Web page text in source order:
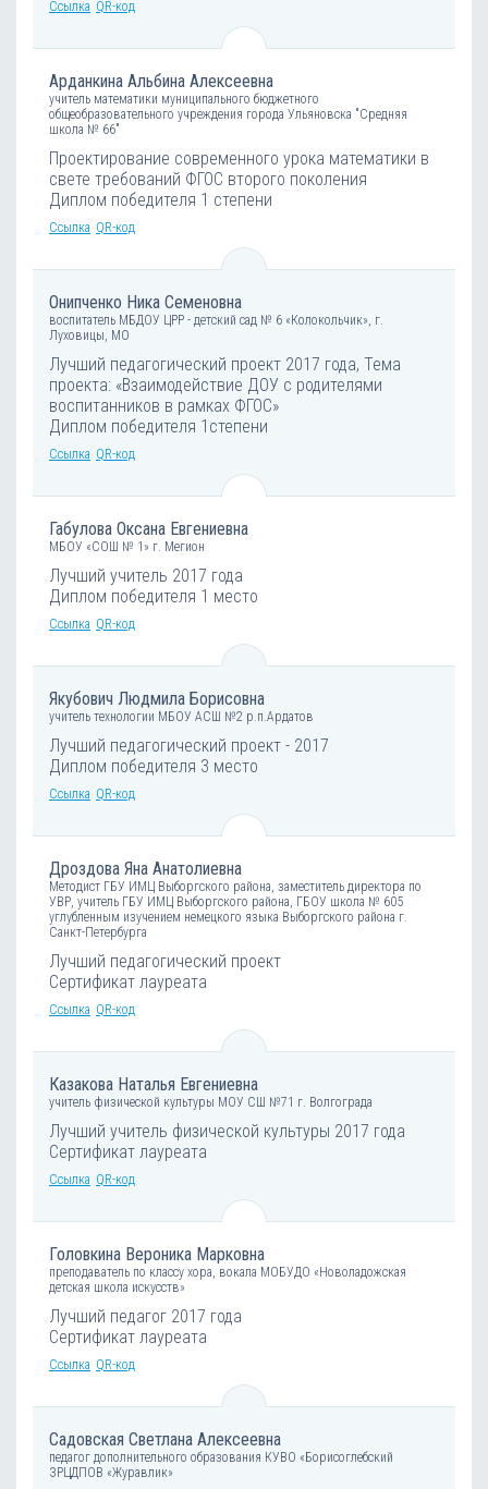
Ссылка QR-код
Арданкина Альбина Алексеевна
учитель математики муниципального бюджетного
общеобразовательного учреждения города Ульяновска "Средняя
школа № 66"
Проектирование современного урока математики в
свете требований ФГОС второго поколения
Диплом победителя 1 степени
Ссылка QR-код
Онипченко Ника Семеновна
воспитатель МБДОУ ЦРР - детский сад № 6 «Колокольчик», г.
Луховицы, МО
Лучший педагогический проект 2017 года, Тема
проекта: «Взаимодействие ДОУ с родителями
воспитанников в рамках ФГОС»
Диплом победителя 1степени
Ссылка QR-код
Габулова Оксана Евгениевна
МБОУ «СОШ № 1» г. Мегион
Лучший учитель 2017 года
Диплом победителя 1 место
Ссылка QR-код
Якубович Людмила Борисовна
учитель технологии МБОУ АСШ №2 р.п.Ардатов
Лучший педагогический проект - 2017
Диплом победителя 3 место
Ссылка QR-код
Дроздова Яна Анатолиевна
Методист ГБУ ИМЦ Выборгского района, заместитель директора по
УВР, учитель ГБУ ИМЦ Выборгского района, ГБОУ школа № 605
углубленным изучением немецкого языка Выборгского района г.
Санкт-Петербурга
Лучший педагогический проект
Сертификат лауреата
Ссылка QR-код
Казакова Наталья Евгениевна
учитель физической культуры МОУ СШ №71 г. Волгограда
Лучший учитель физической культуры 2017 года
Сертификат лауреата
Ссылка QR-код
Головкина Вероника Марковна
преподаватель по классу хора, вокала МОБУДО «Новоладожская
детская школа искусств»
Лучший педагог 2017 года
Сертификат лауреата
Ссылка QR-код
Садовская Светлана Алексеевна
педагог дополнительного образования КУВО «Борисоглебский
ЗРЦДПОВ «Журавлик»